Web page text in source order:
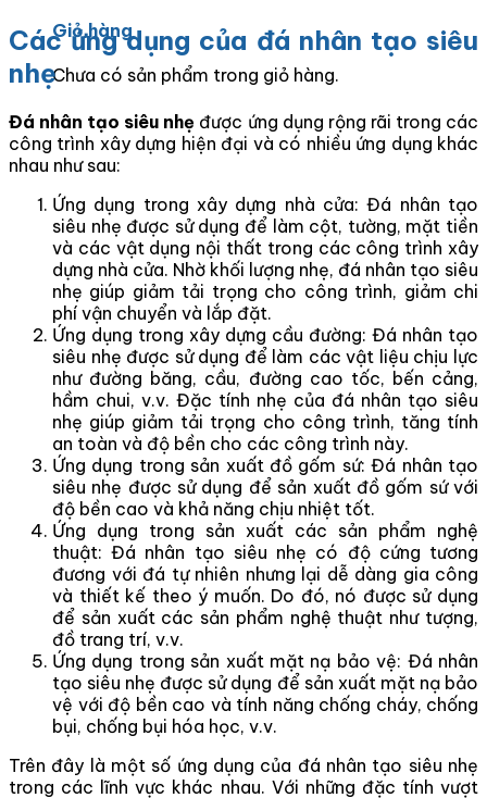
Giỏ hàng
Chưa có sản phẩm trong giỏ hàng.
Các ứng dụng của đá nhân tạo siêu
nhẹ
Đá nhân tạo siêu nhẹ được ứng dụng rộng rãi trong các
công trình xây dựng hiện đại và có nhiều ứng dụng khác
nhau như sau:
Ứng dụng trong xây dựng nhà cửa: Đá nhân tạo
siêu nhẹ được sử dụng để làm cột, tường, mặt tiền
và các vật dụng nội thất trong các công trình xây
dựng nhà cửa. Nhờ khối lượng nhẹ, đá nhân tạo siêu
nhẹ giúp giảm tải trọng cho công trình, giảm chi
phí vận chuyển và lắp đặt.
Ứng dụng trong xây dựng cầu đường: Đá nhân tạo
siêu nhẹ được sử dụng để làm các vật liệu chịu lực
như đường băng, cầu, đường cao tốc, bến cảng,
hầm chui, v.v. Đặc tính nhẹ của đá nhân tạo siêu
nhẹ giúp giảm tải trọng cho công trình, tăng tính
an toàn và độ bền cho các công trình này.
Ứng dụng trong sản xuất đồ gốm sứ: Đá nhân tạo
siêu nhẹ được sử dụng để sản xuất đồ gốm sứ với
độ bền cao và khả năng chịu nhiệt tốt.
Ứng dụng trong sản xuất các sản phẩm nghệ
thuật: Đá nhân tạo siêu nhẹ có độ cứng tương
đương với đá tự nhiên nhưng lại dễ dàng gia công
và thiết kế theo ý muốn. Do đó, nó được sử dụng
để sản xuất các sản phẩm nghệ thuật như tượng,
đồ trang trí, v.v.
Ứng dụng trong sản xuất mặt nạ bảo vệ: Đá nhân
tạo siêu nhẹ được sử dụng để sản xuất mặt nạ bảo
vệ với độ bền cao và tính năng chống cháy, chống
bụi, chống bụi hóa học, v.v.
Trên đây là một số ứng dụng của đá nhân tạo siêu nhẹ
trong các lĩnh vực khác nhau. Với những đặc tính vượt